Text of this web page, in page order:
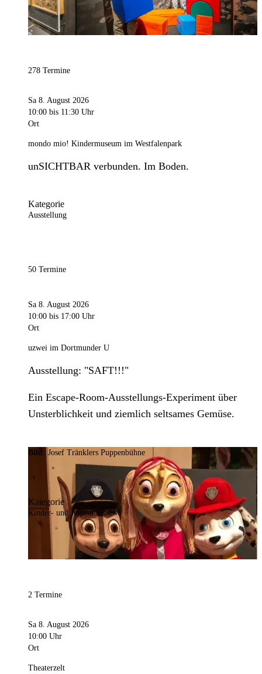
278 Termine
Sa 8. August 2026
10:00 bis 11:30 Uhr
Ort
mondo mio! Kindermuseum im Westfalenpark
unSICHTBAR verbunden. Im Boden.
Kategorie
Ausstellung
50 Termine
Sa 8. August 2026
10:00 bis 17:00 Uhr
Ort
uzwei im Dortmunder U
Ausstellung: "SAFT!!!"
Ein Escape-Room-Ausstellungs-Experiment über
Unsterblichkeit und ziemlich seltsames Gemüse.
Bild:Josef Tränklers Puppenbühne
Kategorie
Kinder- und Jugendtheater
2 Termine
Sa 8. August 2026
10:00 Uhr
Ort
Theaterzelt